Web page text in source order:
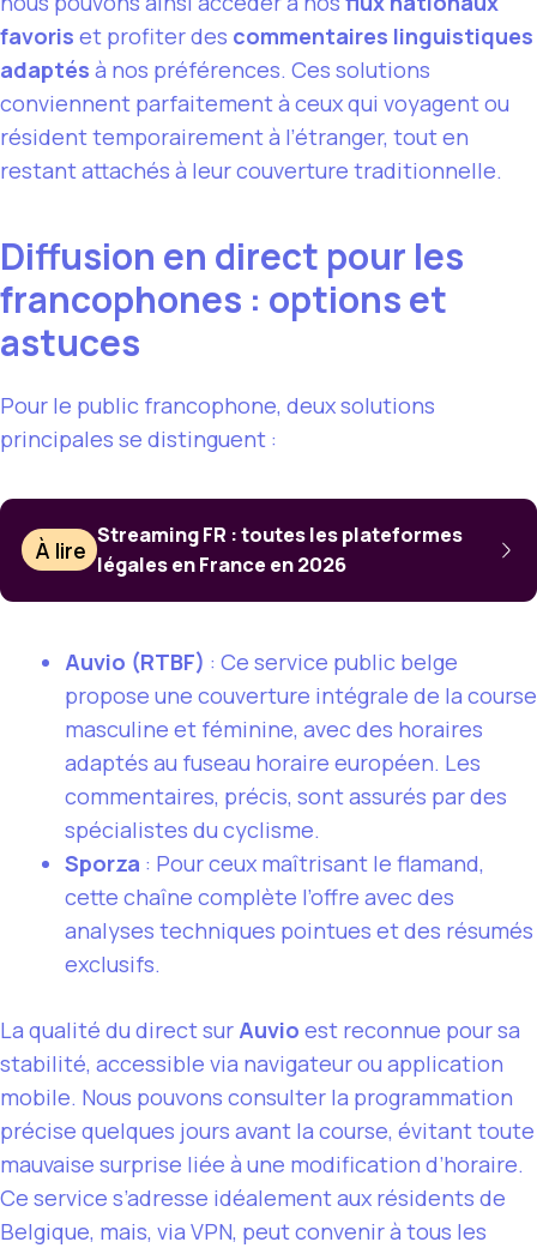
favoris et profiter des commentaires linguistiques
adaptés à nos préférences. Ces solutions
conviennent parfaitement à ceux qui voyagent ou
résident temporairement à l’étranger, tout en
restant attachés à leur couverture traditionnelle.
Diffusion en direct pour les
francophones : options et
astuces
Pour le public francophone, deux solutions
principales se distinguent :
À lire
Streaming FR : toutes les plateformes
légales en France en 2026
Auvio (RTBF) : Ce service public belge
propose une couverture intégrale de la course
masculine et féminine, avec des horaires
adaptés au fuseau horaire européen. Les
commentaires, précis, sont assurés par des
spécialistes du cyclisme.
Sporza : Pour ceux maîtrisant le flamand,
cette chaîne complète l’offre avec des
analyses techniques pointues et des résumés
exclusifs.
La qualité du direct sur Auvio est reconnue pour sa
stabilité, accessible via navigateur ou application
mobile. Nous pouvons consulter la programmation
précise quelques jours avant la course, évitant toute
mauvaise surprise liée à une modification d’horaire.
Ce service s’adresse idéalement aux résidents de
Belgique, mais, via VPN, peut convenir à tous les